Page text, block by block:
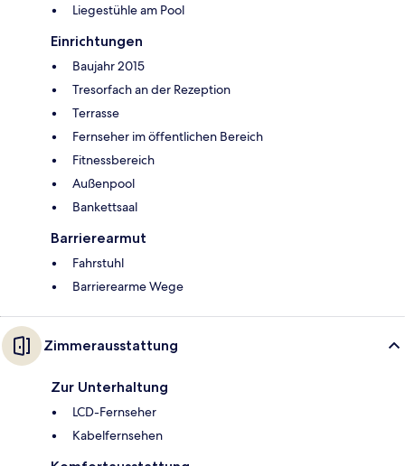
Liegestühle am Pool
Einrichtungen
Baujahr 2015
Tresorfach an der Rezeption
Terrasse
Fernseher im öffentlichen Bereich
Fitnessbereich
Außenpool
Bankettsaal
Barrierearmut
Fahrstuhl
Barrierearme Wege
Zimmerausstattung
Zur Unterhaltung
LCD-Fernseher
Kabelfernsehen